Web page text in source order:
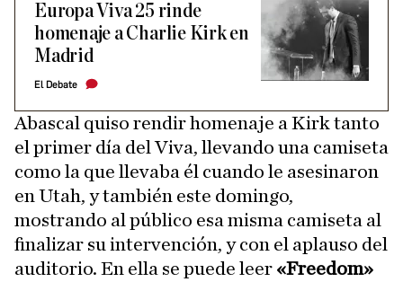
Europa Viva 25 rinde
homenaje a Charlie Kirk en
Madrid
El Debate
Abascal quiso rendir homenaje a Kirk tanto
el primer día del Viva, llevando una camiseta
como la que llevaba él cuando le asesinaron
en Utah, y también este domingo,
mostrando al público esa misma camiseta al
finalizar su intervención, y con el aplauso del
auditorio. En ella se puede leer «Freedom»